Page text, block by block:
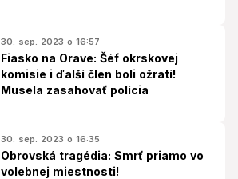
30. sep. 2023 o 16:57
Fiasko na Orave: Šéf okrskovej
komisie i ďalší člen boli ožratí!
Musela zasahovať polícia
30. sep. 2023 o 16:35
Obrovská tragédia: Smrť priamo vo
volebnej miestnosti!